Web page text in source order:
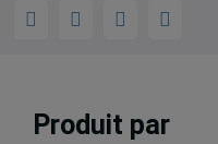
Produit par